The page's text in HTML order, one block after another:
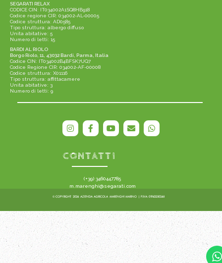
SEGARATI RELAX
CODICE CIN: IT034002A1SQ8HB918
Codice regione CIR: 034002-AL-00005
Codice struttura: AD0585
Tipo struttura: albergo diffuso
Unita abitative: 5
Numero di letti: 15
BARDI AL RIOLO
Borgo Riolo, 11, 43032 Bardi, Parma, Italia
Codice CIN: IT034002B4BFSK7UQ7
Codice Regione CIR: 034002-AF-00008
Codice struttura: X01116
Tipo struttura: affittacamere
Unita abitative: 3
Numero di letti: 9
CONTATTI
(+39) 3460447785
m.marenghi@segarati.com
© COPYRIGHT 2026 AZIENDA AGRICOLA MARENGHI MARINO | P.IVA: 01943250348